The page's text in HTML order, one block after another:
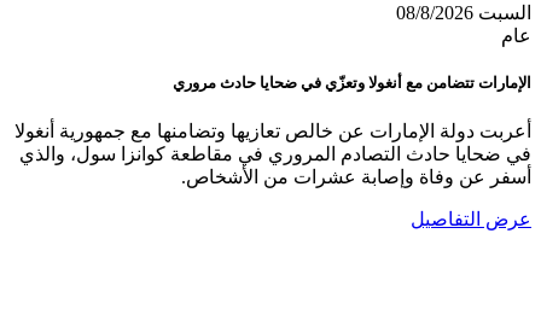
السبت 08/8/2026
عام
الإمارات تتضامن مع أنغولا وتعزّي في ضحايا حادث مروري
أعربت دولة الإمارات عن خالص تعازيها وتضامنها مع جمهورية أنغولا
في ضحايا حادث التصادم المروري في مقاطعة كوانزا سول، والذي
أسفر عن وفاة وإصابة عشرات من الأشخاص.
عرض التفاصيل